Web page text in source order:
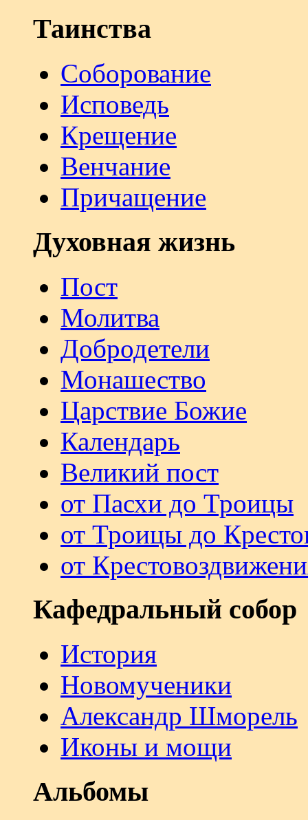
Таинства
Соборование
Исповедь
Крещение
Венчание
Причащение
Духовная жизнь
Пост
Молитва
Добродетели
Монашество
Царствие Божие
Календарь
Великий пост
от Пасхи до Троицы
от Троицы до
от
Кафедральный собор
История
Новомученики
Александр Шморель
Иконы и мощи
Альбомы